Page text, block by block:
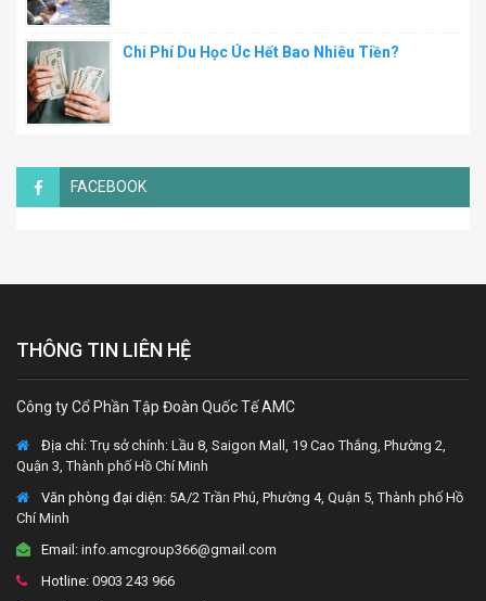
Chi Phí Du Học Úc Hết Bao Nhiêu Tiền?
FACEBOOK
THÔNG TIN LIÊN HỆ
Công ty Cổ Phần Tập Đoàn Quốc Tế AMC
Địa chỉ:Trụ sở chính: Lầu 8, Saigon Mall, 19 Cao Thắng, Phường 2,
Quận 3, Thành phố Hồ Chí Minh
Văn phòng đại diện: 5A/2 Trần Phú, Phường 4, Quận 5, Thành phố Hồ
Chí Minh
Email: info.amcgroup366@gmail.com
Hotline: 0903 243 966